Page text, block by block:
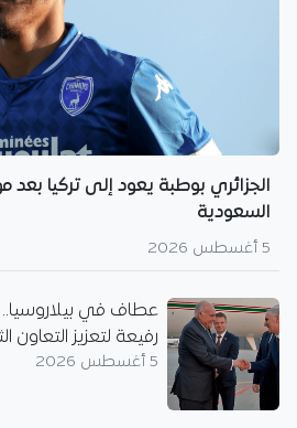
الجزائري بوطبة يعود إلى تركيا
السعودية
5 أغسطس 2026
عطاف في بيلاروسيا..
رفيعة لتعزيز التعاون
5 أغسطس 2026